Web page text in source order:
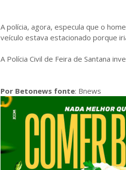
A polícia, agora, especula que o
veículo estava estacionado porque
A Polícia Civil de Feira de Santana
Por Betonews fonte: Bnews